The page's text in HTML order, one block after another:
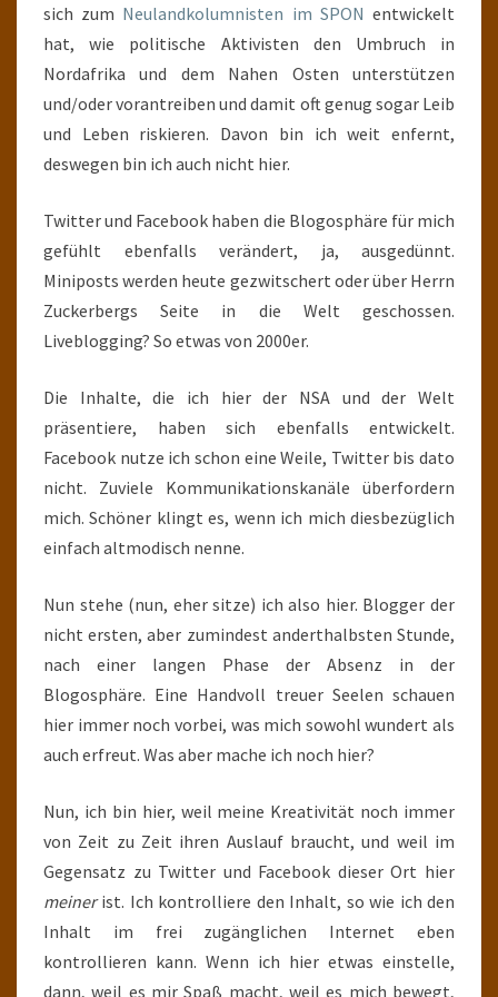
sich zum Neulandkolumnisten im SPONentwickelt
hat, wie politische Aktivisten den Umbruch in
Nordafrika und dem Nahen Osten unterstützen
und/oder vorantreiben und damit oft genug sogar Leib
und Leben riskieren. Davon bin ich weit enfernt,
deswegen bin ich auch nicht hier.
Twitter und Facebook haben die Blogosphäre für mich
gefühlt ebenfalls verändert, ja, ausgedünnt.
Miniposts werden heute gezwitschert oder über Herrn
Zuckerbergs Seite in die Welt geschossen.
Liveblogging? So etwas von 2000er.
Die Inhalte, die ich hier der NSA und der Welt
präsentiere, haben sich ebenfalls entwickelt.
Facebook nutze ich schon eine Weile, Twitter bis dato
nicht. Zuviele Kommunikationskanäle überfordern
mich. Schöner klingt es, wenn ich mich diesbezüglich
einfach altmodisch nenne.
Nun stehe (nun, eher sitze) ich also hier. Blogger der
nicht ersten, aber zumindest anderthalbsten Stunde,
nach einer langen Phase der Absenz in der
Blogosphäre. Eine Handvoll treuer Seelen schauen
hier immer noch vorbei, was mich sowohl wundert als
auch erfreut. Was aber mache ich noch hier?
Nun, ich bin hier, weil meine Kreativität noch immer
von Zeit zu Zeit ihren Auslauf braucht, und weil im
Gegensatz zu Twitter und Facebook dieser Ort hier
meinerist. Ich kontrolliere den Inhalt, so wie ich den
Inhalt im frei zugänglichen Internet eben
kontrollieren kann. Wenn ich hier etwas einstelle,
dann, weil es mir Spaß macht, weil es mich bewegt,